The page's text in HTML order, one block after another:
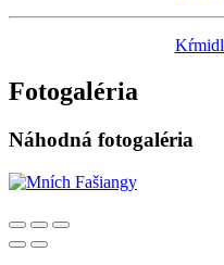
Fotogaléria
Náhodná fotogaléria